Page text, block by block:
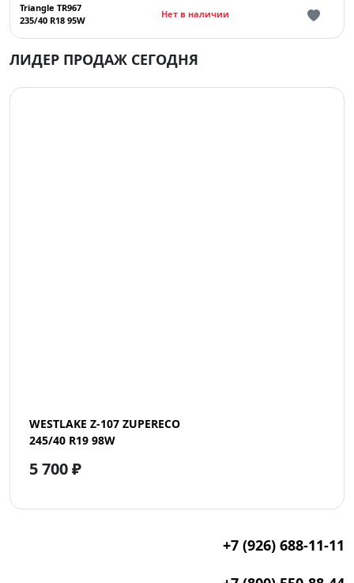
Triangle TR967
235/40 R18 95W
Нет в наличии
ЛИДЕР ПРОДАЖ СЕГОДНЯ
WESTLAKE Z-107 ZUPERECO
245/40 R19 98W
5 700 ₽
+7 (926) 688-11-11